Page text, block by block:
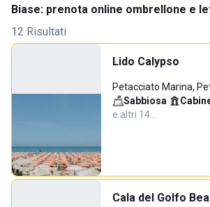
Biase: prenota online ombrellone e
12 Risultati
Lido Calypso
Petacciato Marina,
Sabbiosa·
e altri 14…
Cala del Golfo